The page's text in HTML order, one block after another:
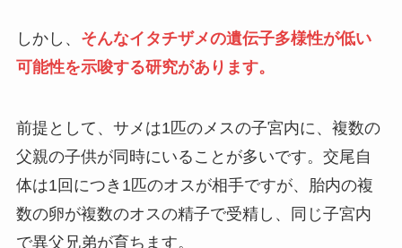
しかし、 そんなイタチザメの遺伝子多様性が低い
可能性を示唆する研究があります。
前提として、サメは1匹のメスの子宮内に、複数の
父親の子供が同時にいることが多いです。交尾自
体は1回につき1匹のオスが相手ですが、胎内の複
数の卵が複数のオスの精子で受精し、同じ子宮内
で異父兄弟が育ちます。